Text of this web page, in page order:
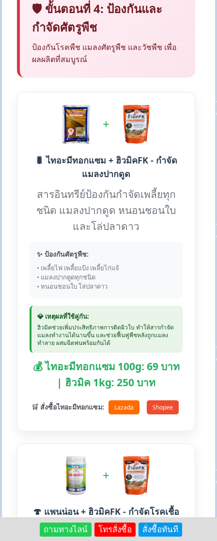
🛡️ ขั้นตอนที่ 4: ป้องกันและ
กำจัดศัตรูพืช
ป้องกันโรคพืช แมลงศัตรูพืช และวัชพืช เพื่อ
ผลผลิตที่สมบูรณ์
+
🐛 ไทอะมีทอกแซม + ฮิวมิคFK - กำจัด
แมลงปากดูด
สารอินทรีย์ป้องกันกำจัดเพลี้ยทุก
ชนิด แมลงปากดูด หนอนชอนใบ
และโล่ปลาดาว
✨ ป้องกันศัตรูพืช:
• เพลี้ยไฟ เพลี้ยแป้ง เพลี้ยไก่แจ้
• แมลงปากดูดทุกชนิด
• หนอนชอนใบ โล่ปลาดาว
💎 เหตุผลที่ใช้คู่กัน:
ฮิวมิคช่วยเพิ่มประสิทธิภาพการติดผิวใบ ทำให้สารกำจัด
แมลงทำงานได้นานขึ้น และช่วยฟื้นฟูพืชหลังถูกแมลง
ทำลาย ผสมฉีดพ่นพร้อมกันได้
💰 ไทอะมีทอกแซม 100g: 69 บาท
| ฮิวมิค 1kg: 250 บาท
🛒 สั่งซื้อไทอะมีทอกแซม: Lazada Shopee
+
🍄 แพนน่อน + ฮิวมิคFK - กำจัดโรคเชื้อ
รา
ถามทางไลน์ โทรสั่งซื้อ สั่งซื้อทันที